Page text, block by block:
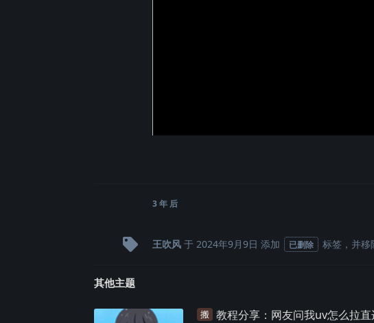
3 年 后
王吹风 于 2024年9月9日 添加 已删除 标签 ，并移
其他主题
搬 教程分享：网友问我uv怎么拉